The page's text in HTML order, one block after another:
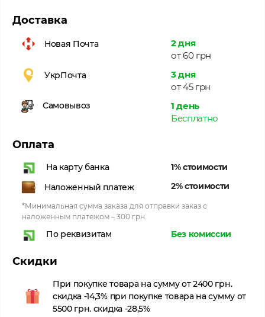
Доставка
Новая Почта
2 дня
от 60 грн
УкрПочта
3 дня
от 45 грн
Самовывоз
1 день
Бесплатно
Оплата
На карту банка
1% стоимости
Наложенный платеж
2% стоимости
*Минимальная сумма заказа для отправки заказ с
наложенным платежом – 300 грн.
По реквизитам Без комиссии
Скидки
При покупке товара на сумму от 2400 грн.
скидка -14,3% при покупке товара на сумму от
5500 грн. скидка -28,5%